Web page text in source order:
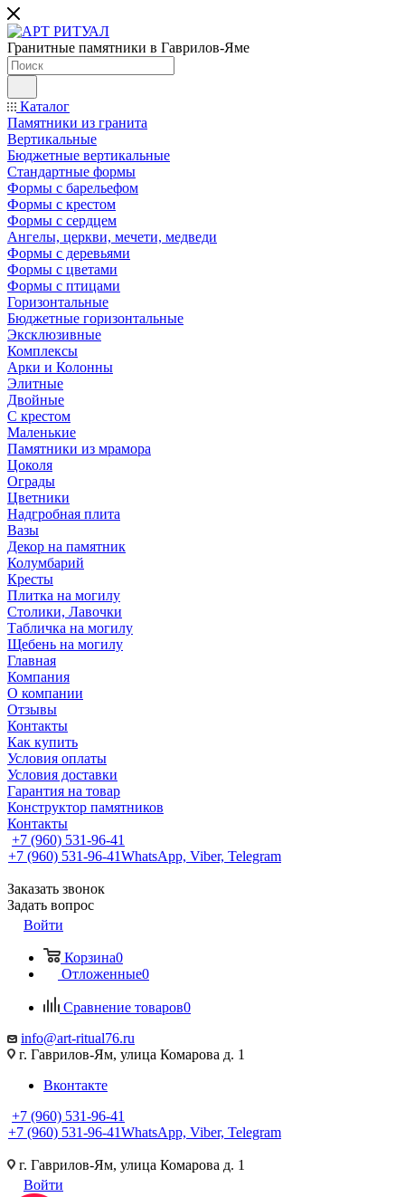
Гранитные памятники в Гаврилов-Яме
Каталог
Памятники из гранита
Вертикальные
Бюджетные вертикальные
Стандартные формы
Формы с барельефом
Формы с крестом
Формы с сердцем
Ангелы, церкви, мечети, медведи
Формы с деревьями
Формы с цветами
Формы с птицами
Горизонтальные
Бюджетные горизонтальные
Эксклюзивные
Комплексы
Арки и Колонны
Элитные
Двойные
С крестом
Маленькие
Памятники из мрамора
Цоколя
Ограды
Цветники
Надгробная плита
Вазы
Декор на памятник
Колумбарий
Кресты
Плитка на могилу
Столики, Лавочки
Табличка на могилу
Щебень на могилу
Главная
Компания
О компании
Отзывы
Контакты
Как купить
Условия оплаты
Условия доставки
Гарантия на товар
Конструктор памятников
Контакты
+7 (960) 531-96-41
+7 (960) 531-96-41WhatsApp, Viber, Telegram
Заказать звонок
Задать вопрос
Войти
Корзина0
Отложенные0
Сравнение товаров0
info@art-ritual76.ru
г. Гаврилов-Ям, улица Комарова д. 1
Вконтакте
+7 (960) 531-96-41
+7 (960) 531-96-41WhatsApp, Viber, Telegram
г. Гаврилов-Ям, улица Комарова д. 1
Войти